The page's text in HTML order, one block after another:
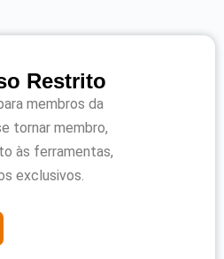
Restrito
membros da
tornar membro,
às ferramentas,
exclusivos.